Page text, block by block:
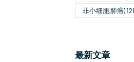
非小细胞肺癌
最新文章